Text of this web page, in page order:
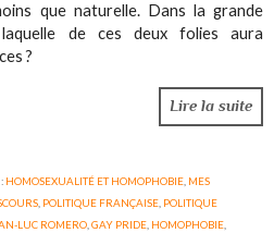
que naturelle. Dans la grande
de ces deux folies aura
?
Lire la suite
HOMOSEXUALITÉ ET HOMOPHOBIE, MES
POLITIQUE FRANÇAISE POLITIQUE
LUC ROMERO ,GAY PRIDE HOMOPHOBIE